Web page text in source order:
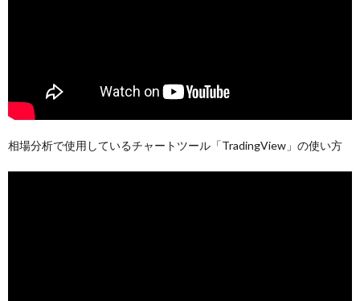
相場分析で使用しているチャートツール「TradingView」の使い方